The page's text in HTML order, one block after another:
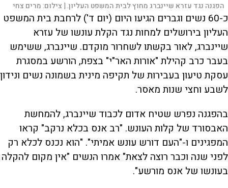
הפגנה נגד עזרא שיינברג מחוץ לבית המשפט העליון. | צילום:מרים צחי
כ-60 נשים וגברים הגיעו היום (יום ד') לרחבת בית המשפט
העליון בירושלים למחות נגד הקלת עונשו של עזרא
שיינברג, לאור בקשתו לשחרור מוקדם. שיינברג, ששימש
בעבר כרב קהילת "אורות האר"י" בצפת, הורשע במסגרת
עסקת טיעון בעבירות של תקיפה מינית בשמונה נשים ונידון
לשבע וחצי שנות מאסר.
בהפגנה נפרש שטיח אדום לכבוד שיינברג, להמחשת
האבסורד של קלות העונש. "רב אנס בכלא נרקב" קראו
המפגינים ו-"העם דורש עונש אמיתי". "הוא נכנס לכלא רק
לפני שנה וכבר רוצה לצאת" אמרו הנשים "אין מקום להקלה
בעונשו של אנס מורשע".